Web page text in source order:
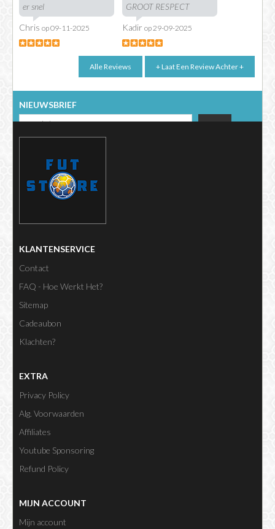
er snel
Chris op 09-11-2025
GROOT RESPECT
Kadir op 29-09-2025
NIEUWSBRIEF
KLANTENSERVICE
Contact
FAQ - Hoe Werkt Het?
Sitemap
Cadeaubon
Klachten?
EXTRA
Privacy Policy
Alg. Voorwaarden
Affiliates
Youtube Sponsoring
Refund Policy
MIJN ACCOUNT
Mijn account